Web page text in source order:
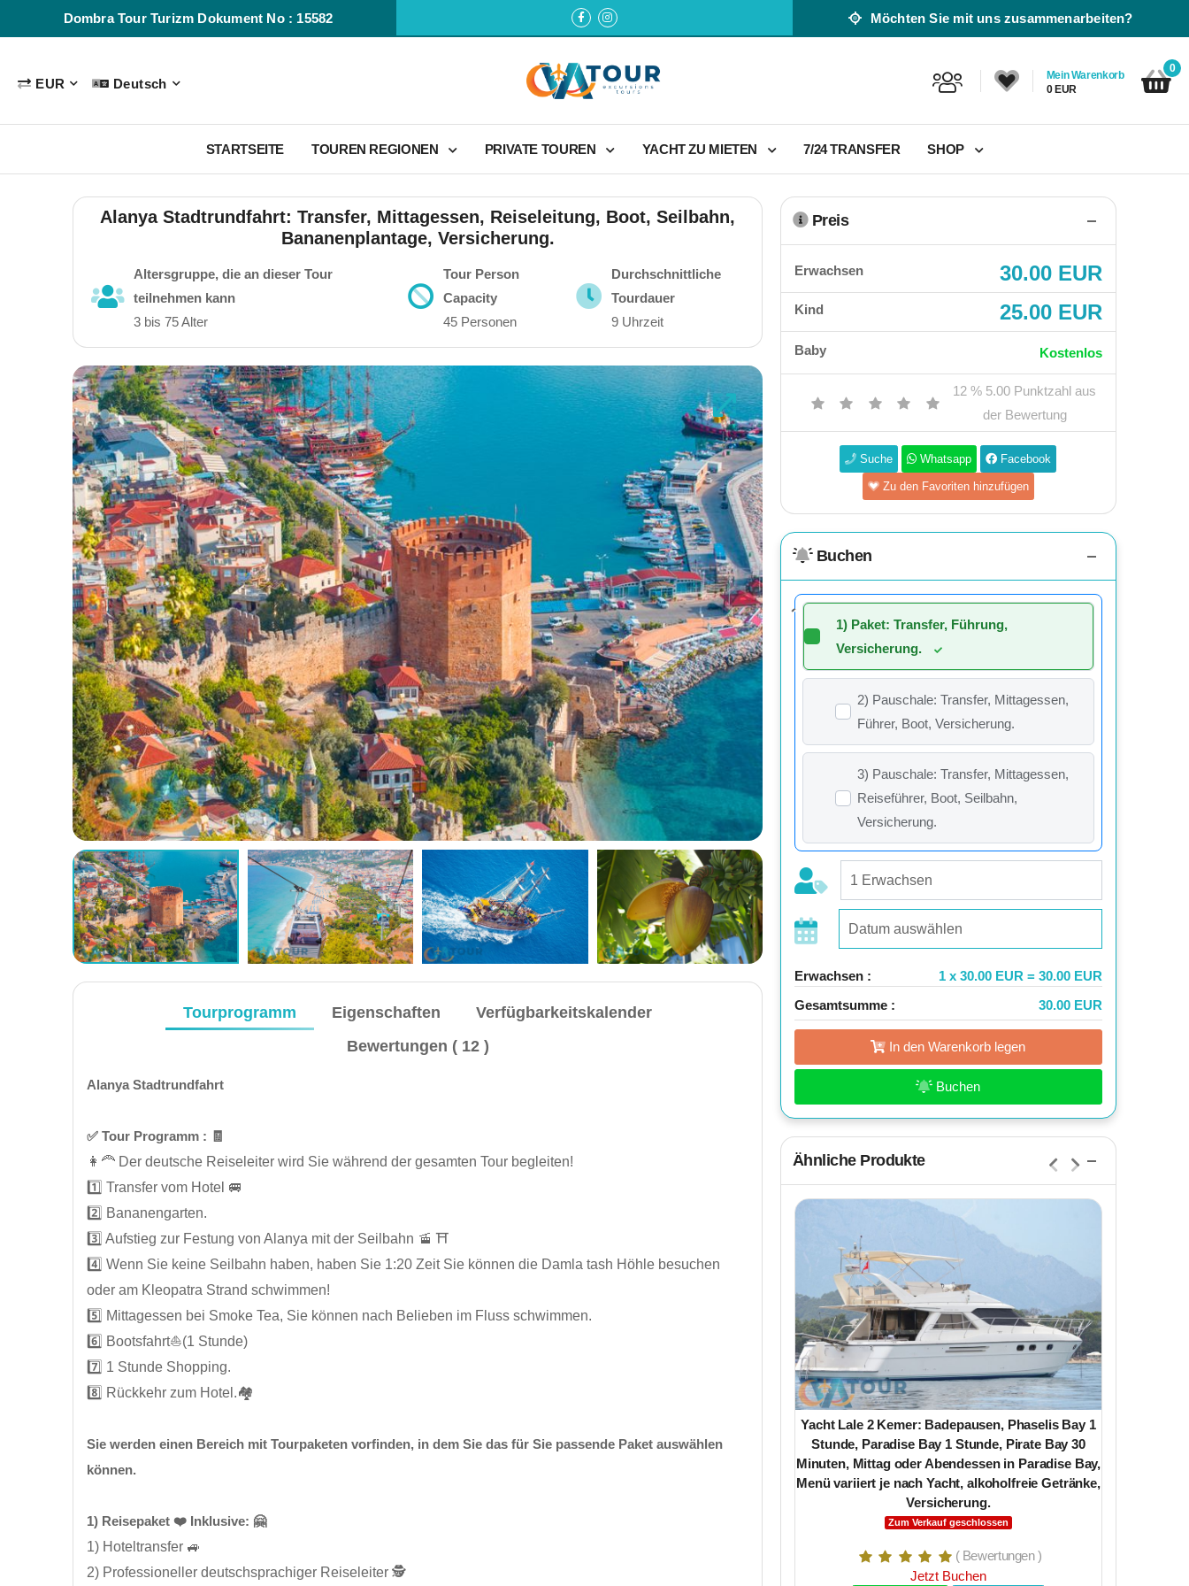
Dombra Tour Turizm Dokument No : 15582 Möchten Sie mit uns zusammenarbeiten?
EUR Deutsch
Mein Warenkorb
0 EUR
0
STARTSEITE TOUREN REGIONEN PRIVATE TOUREN YACHT ZU MIETEN 7/24 TRANSFER SHOP
Alanya Stadtrundfahrt: Transfer, Mittagessen, Reiseleitung, Boot, Seilbahn,
Bananenplantage, Versicherung.
Altersgruppe, die an dieser Tour
teilnehmen kann
3 bis 75 Alter
Tour Person
Capacity
45 Personen
Durchschnittliche
Tourdauer
9 Uhrzeit
Tourprogramm Eigenschaften
Verfügbarkeitskalender
Bewertungen ( 12 )
Alanya Stadtrundfahrt
✅️ Tour Programm : 🧾
👩‍🦰 Der deutsche Reiseleiter wird Sie während der gesamten Tour begleiten!
1️⃣ Transfer vom Hotel 🚐
2️⃣ Bananengarten.
3️⃣ Aufstieg zur Festung von Alanya mit der Seilbahn 🚡 ⛩️
4️⃣ Wenn Sie keine Seilbahn haben, haben Sie 1:20 Zeit Sie können die Damla tash Höhle besuchen
oder am Kleopatra Strand schwimmen!
5️⃣ Mittagessen bei Smoke Tea, Sie können nach Belieben im Fluss schwimmen.
6️⃣ Bootsfahrt⛵(1 Stunde)
7️⃣ 1 Stunde Shopping.
8️⃣ Rückkehr zum Hotel.🏘️
Sie werden einen Bereich mit Tourpaketen vorfinden, in dem Sie das für Sie passende Paket auswählen
können.
1) Reisepaket ❤️ Inklusive: 🤗
1) Hoteltransfer 🚙
2) Professioneller deutschsprachiger Reiseleiter 🕵️
Preis
Erwachsen 30.00 EUR
Kind 25.00 EUR
Baby Kostenlos
12 % 5.00 Punktzahl aus
der Bewertung
Suche Whatsapp Facebook
Zu den Favoriten hinzufügen
Buchen
1) Paket: Transfer, Führung,
Versicherung.
2) Pauschale: Transfer, Mittagessen,
Führer, Boot, Versicherung.
3) Pauschale: Transfer, Mittagessen,
Reiseführer, Boot, Seilbahn,
Versicherung.
Erwachsen :
1 x 30.00 EUR = 30.00 EUR
Gesamtsumme :
30.00 EUR
In den Warenkorb legen
Buchen
Ähnliche Produkte
Schwimmen, Baden in der Kleopatrabucht,
wie Coca Cola, Fanta, Sprite, Wasser, Tee, Kaffee,
Whatsapp
Telegram
Yacht Lale 2 Kemer: Badepausen, Phaselis Bay 1
Stunde, Paradise Bay 1 Stunde, Pirate Bay 30
Minuten, Mittag oder Abendessen in Paradise Bay,
Menü variiert je nach Yacht, alkoholfreie Getränke,
Versicherung.
Zum Verkauf geschlossen
( Bewertungen )
Jetzt Buchen